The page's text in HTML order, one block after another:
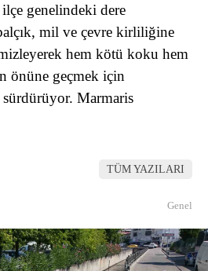
genelindeki dere
mil ve çevre kirliliğine
hem kötü koku hem
önüne geçmek için
sürdürüyor. Marmaris
TÜM YAZILARI
Genel